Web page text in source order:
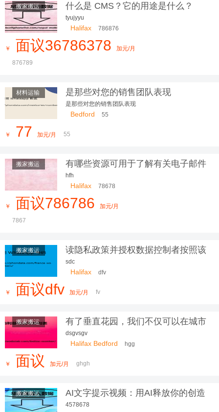
搬家搬运 什么是 CMS？它的用途是什么？
tyujyyu
Halifax 786876
￥ 面议36786378 加元/月
876789
材料运输 是那些对您的销售团队表现
是那些对您的销售团队表现
Bedford 55
￥ 77 加元/月 55
搬家搬运
有哪些资源可用于了解有关电子邮件
营销的更多信息？
hfh
Halifax 78678
￥ 面议786786 加元/月
7867
搬家搬运
读隐私政策并授权数据控制者按照该
隐私政
sdc
Halifax dfv
￥ 面议dfv 加元/月 fv
搬家搬运
有了垂直花园，我们不仅可以在城市
中
dsgvsgv
Halifax Bedford hgg
￥ 面议 加元/月 ghgh
搬家搬运
AI文字提示视频：用AI释放你的创造
力
4578678